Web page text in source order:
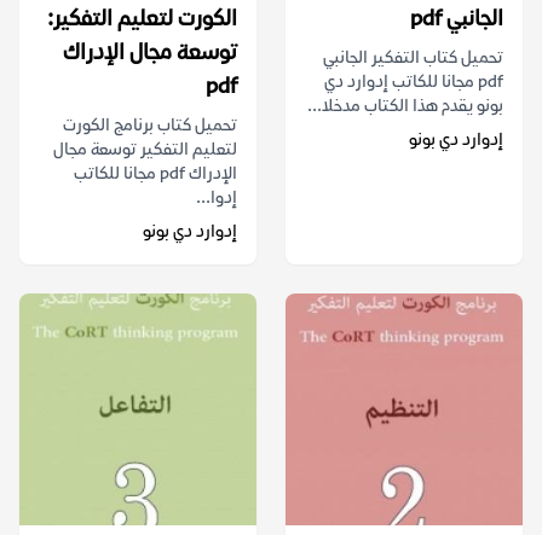
الجانبي pdf
تحميل كتاب التفكير الجانبي
pdf مجانا للكاتب إدوارد دي
بونو يقدم هذا الكتاب مدخلا...
إدوارد دي بونو
الكورت لتعليم التفكير:
توسعة مجال الإدراك
pdf
تحميل كتاب برنامج الكورت
لتعليم التفكير توسعة مجال
الإدراك pdf مجانا للكاتب
إدوا...
إدوارد دي بونو